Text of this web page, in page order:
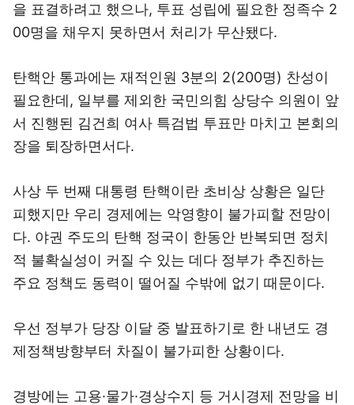
을 표결하려고 했으나, 투표 성립에 필요한 정족수 2
00명을 채우지 못하면서 처리가 무산됐다.
탄핵안 통과에는 재적인원 3분의 2(200명) 찬성이
필요한데, 일부를 제외한 국민의힘 상당수 의원이 앞
서 진행된 김건희 여사 특검법 투표만 마치고 본회의
장을 퇴장하면서다.
사상 두 번째 대통령 탄핵이란 초비상 상황은 일단
피했지만 우리 경제에는 악영향이 불가피할 전망이
다. 야권 주도의 탄핵 정국이 한동안 반복되면 정치
적 불확실성이 커질 수 있는 데다 정부가 추진하는
주요 정책도 동력이 떨어질 수밖에 없기 때문이다.
우선 정부가 당장 이달 중 발표하기로 한 내년도 경
제정책방향부터 차질이 불가피한 상황이다.
경방에는 고용·물가·경상수지 등 거시경제 전망을 비